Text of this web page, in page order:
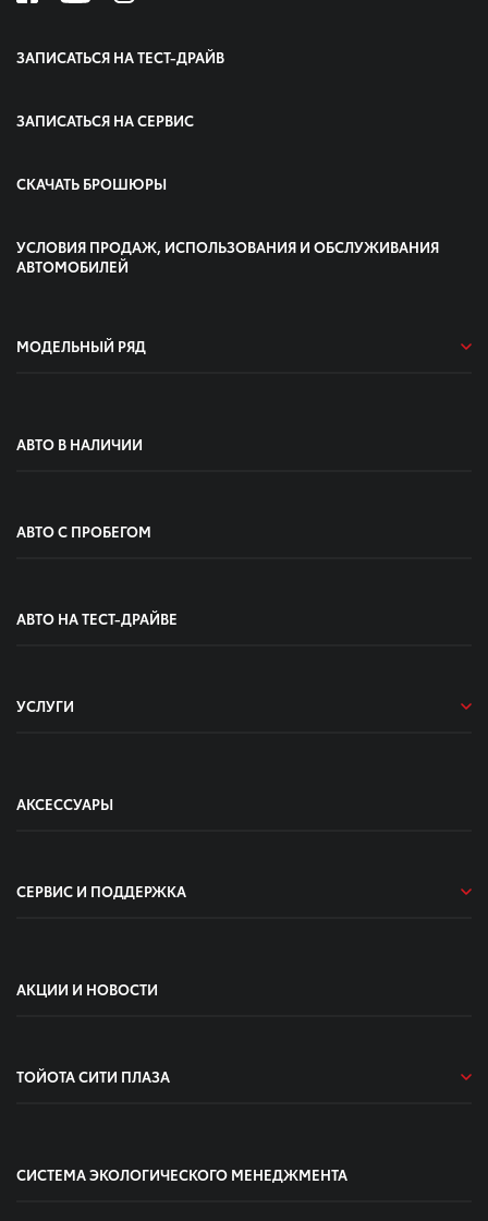
ЗАПИСАТЬСЯ НА ТЕСТ-ДРАЙВ
ЗАПИСАТЬСЯ НА СЕРВИС
СКАЧАТЬ БРОШЮРЫ
УСЛОВИЯ ПРОДАЖ, ИСПОЛЬЗОВАНИЯ И ОБСЛУЖИВАНИЯ
АВТОМОБИЛЕЙ
МОДЕЛЬНЫЙ РЯД
АВТО В НАЛИЧИИ
АВТО С ПРОБЕГОМ
АВТО НА ТЕСТ-ДРАЙВЕ
УСЛУГИ
АКСЕССУАРЫ
СЕРВИС И ПОДДЕРЖКА
АКЦИИ И НОВОСТИ
ТОЙОТА СИТИ ПЛАЗА
СИСТЕМА ЭКОЛОГИЧЕСКОГО МЕНЕДЖМЕНТА